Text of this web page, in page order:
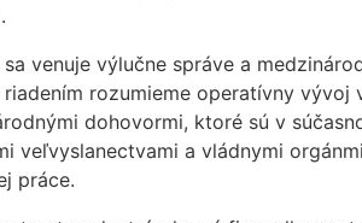
venuje výlučne správe a
rozumieme operatívny vývoj
dohovormi, ktoré sú v
veľvyslanectvami a vládnymi orgánmi
práce.